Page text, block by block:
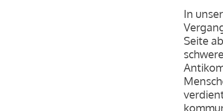
In
Seite